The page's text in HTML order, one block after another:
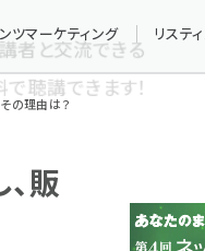
ツマーケティング リステ
の理由は？
販
者と交流できる
聴講できます！